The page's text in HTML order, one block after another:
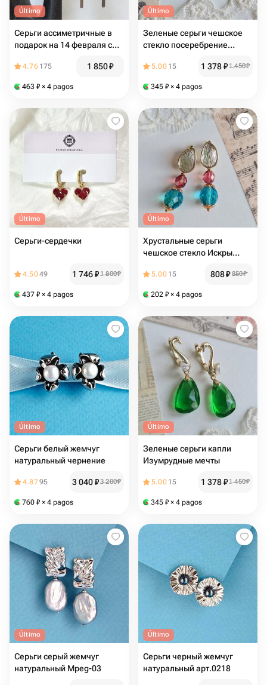
Último
Серьги ассиметричные в
подарок на 14 февраля с
дымчатым топазом
4.76 175 1 850₽
463 ₽ × 4 pagos
Último
Зеленые серьги чешское
стекло посеребрение
5.00 15 1 378₽1 450₽
345 ₽ × 4 pagos
Último
Серьги-сердечки
4.5049 1 746₽1 800₽
437 ₽ × 4 pagos
Último
Хрустальные серьги
чешское стекло Искры
5.00 15 808₽ 850₽
202 ₽ × 4 pagos
Último
Серьги белый жемчуг
натуральный чернение
4.8795 3 040₽3 200₽
760 ₽ × 4 pagos
Último
Зеленые серьги капли
Изумрудные мечты
5.00 15 1 378₽1 450₽
345 ₽ × 4 pagos
Último
Серьги серый жемчуг
натуральный Mpeg-03
Último
Серьги черный жемчуг
натуральный арт.0218